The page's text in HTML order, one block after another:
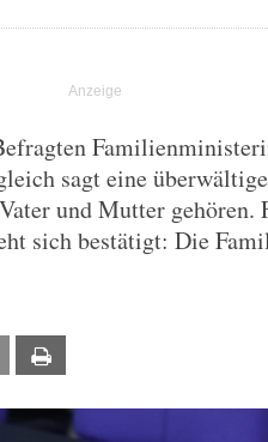
sagt eine
und Mutter gehören.
sich bestätigt: Die
Email